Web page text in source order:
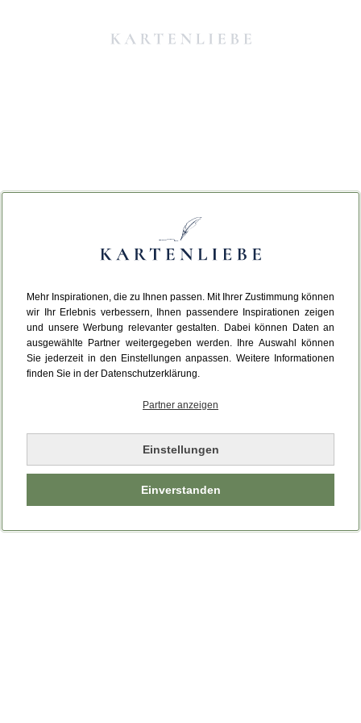
Mehr Inspirationen, die zu Ihnen passen. Mit Ihrer Zustimmung können
wir Ihr Erlebnis verbessern, Ihnen passendere Inspirationen zeigen
und unsere Werbung relevanter gestalten. Dabei können Daten an
ausgewählte Partner weitergegeben werden. Ihre Auswahl können
Sie jederzeit in den Einstellungen anpassen. Weitere Informationen
finden Sie in der Datenschutzerklärung.
Partner anzeigen
Einstellungen
Einverstanden
Da ist etwas schiefgelaufen.
Leider ist ein technischer Fehler aufgetreten.
Bitte laden Sie die Seite neu.